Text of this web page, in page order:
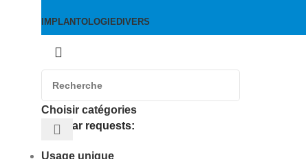
IMPLANTOLOGIEDIVERS
Choisir catégories
Popular requests:
Usage unique